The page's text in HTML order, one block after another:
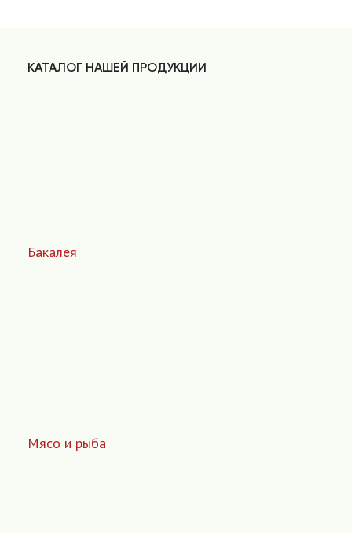
КАТАЛОГ НАШЕЙ ПРОДУКЦИИ
Бакалея
Мясо и рыба